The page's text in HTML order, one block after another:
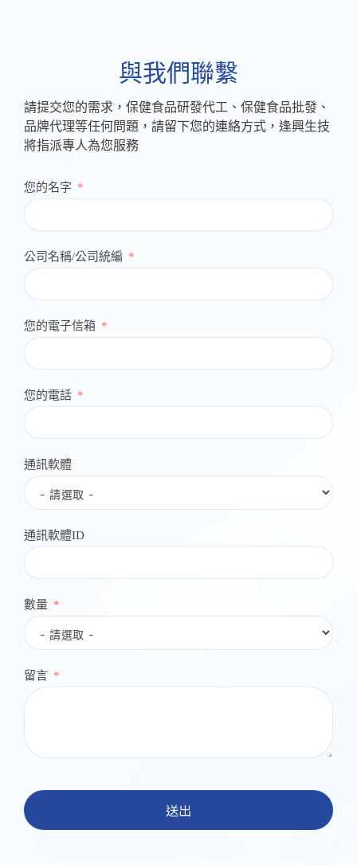
與我們聯繫
請提交您的需求，保健食品研發代工、保健食品批發、
品牌代理等任何問題，請留下您的連絡方式，逢興生技
將指派專人為您服務
您的名字
公司名稱/公司統編
您的電子信箱
您的電話
通訊軟體
通訊軟體ID
數量
留言
送出